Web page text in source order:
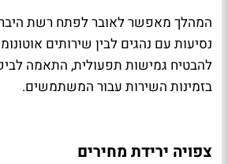
המהלך מאפשר לאובר לפתח רשת
נסיעות עם נהגים לבין שירותים
להבטיח גמישות תפעולית, התאמה
בזמינות השירות עבור המשתמשים.
צפויה ירידת מחירים